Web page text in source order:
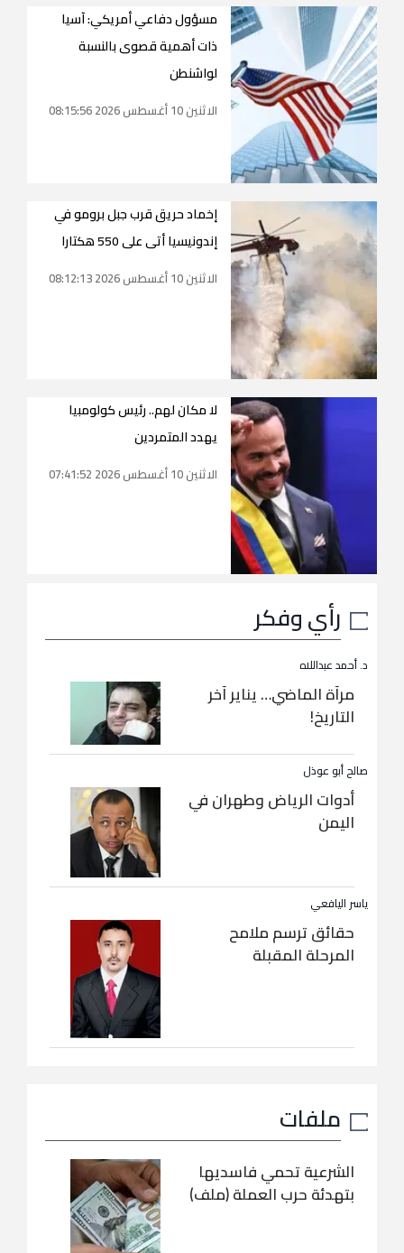
مسؤول دفاعي أمريكي: آسيا
ذات أهمية قصوى بالنسبة
لواشنطن
الاثنين 10 أغسطس 2026 08:15:56
إخماد حريق قرب جبل برومو في
إندونيسيا أتى على 550 هكتارا
الاثنين 10 أغسطس 2026 08:12:13
لا مكان لهم.. رئيس كولومبيا
يهدد المتمردين
الاثنين 10 أغسطس 2026 07:41:52
رأي وفكر
د. أحمد عبداللاه
مرآة الماضي… يناير آخر
التاريخ!
صالح أبو عوذل
أدوات الرياض وطهران في
اليمن
ياسر اليافعي
حقائق ترسم ملامح
المرحلة المقبلة
ملفات
الشرعية تحمي فاسديها
بتهدئة حرب العملة (ملف)